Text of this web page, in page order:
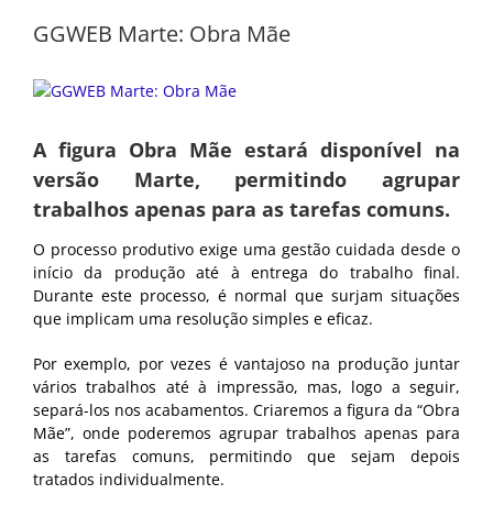
GGWEB Marte: Obra Mãe
View
A figura Obra Mãe estará disponível na
versão Marte, permitindo agrupar
trabalhos apenas para as tarefas comuns.
O processo produtivo exige uma gestão cuidada desde o
início da produção até à entrega do trabalho final.
Durante este processo, é normal que surjam situações
que implicam uma resolução simples e eficaz.
Por exemplo, por vezes é vantajoso na produção juntar
vários trabalhos até à impressão, mas, logo a seguir,
separá-los nos acabamentos. Criaremos a figura da “Obra
Mãe”, onde poderemos agrupar trabalhos apenas para
as tarefas comuns, permitindo que sejam depois
tratados individualmente.